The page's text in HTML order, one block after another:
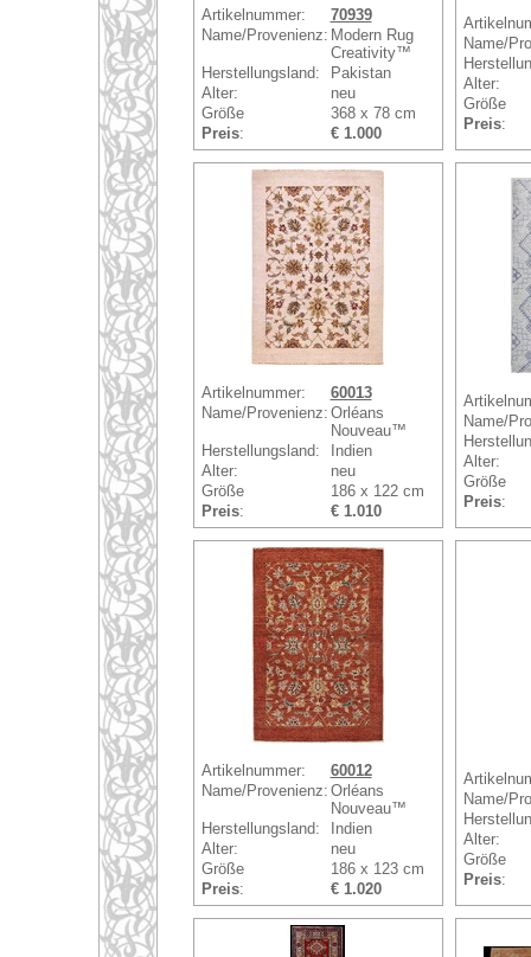
Artikelnummer:
70939
Name/Provenienz: Modern Rug
Creativity™
Herstellungsland:
Pakistan
Alter:
neu
Größe
368 x 78 cm
Preis: € 1.000
Name/
Alter:
Größe
Preis:
Artikelnummer:
60013
Name/Provenienz: Orléans
Nouveau™
Herstellungsland:
Indien
Alter:
neu
Größe
186 x 122 cm
Preis: € 1.010
Name/
Alter:
Größe
Preis:
Artikelnummer:
60012
Name/Provenienz: Orléans
Nouveau™
Herstellungsland:
Indien
Alter:
neu
Größe
186 x 123 cm
Preis: € 1.020
Name/
Alter:
Größe
Preis: